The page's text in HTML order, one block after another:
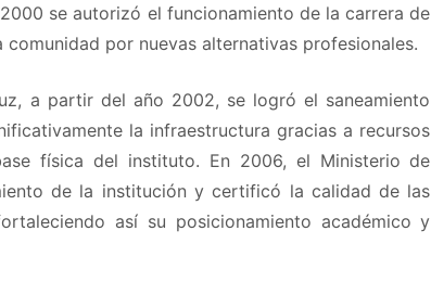
se autorizó el funcionamiento de la carrera de
por nuevas alternativas profesionales.
a partir del año 2002, se logró el saneamiento
la infraestructura gracias a recursos
física del instituto. En 2006, el Ministerio de
de la institución y certificó la calidad de las
así su posicionamiento académico y